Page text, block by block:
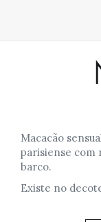
Macacão
parisiense com
barco.
Existe no